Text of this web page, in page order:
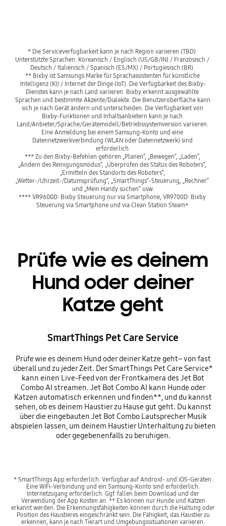
* Die Serviceverfügbarkeit kann je nach Region variieren (TBD).
Unterstützte Sprachen: Koreanisch / Englisch (US/GB/IN) / Französisch /
Deutsch / Italienisch / Spanisch (ES/MX) / Portugiesisch (BR).
** Bixby ist Samsungs Marke für Sprachassistenten für künstliche
Intelligenz (KI) / Internet der Dinge (IoT). Die Verfügbarkeit des Bixby-
Dienstes kann je nach Land variieren. Bixby erkennt ausgewählte
Sprachen und bestimmte Akzente/Dialekte. Die Benutzeroberfläche kann
sich je nach Gerät ändern und unterscheiden. Die Verfügbarkeit von
Bixby-Funktionen und Inhaltsanbietern kann je nach
Land/Anbieter/Sprache/Gerätemodell/Betriebssystemversion variieren.
Eine Anmeldung bei einem Samsung-Konto und eine
Datennetzwerkverbindung (WLAN oder Datennetzwerk) sind
erforderlich.
*** Zu den Bixby-Befehlen gehören „Planen“, „Bewegen“, „Laden“,
„Ändern des Reinigungsmodus“, „Überprüfen des Status des Roboters“,
„Ermitteln des Standorts des Roboters“,
„Wetter-/Uhrzeit-/Datumsprüfung“, „SmartThings“-Steuerung, „Rechner“
und „Mein Handy suchen“ usw.
**** VR9600D: Bixby Steuerung nur via Smartphone, VR9700D: Bixby
Steuerung via Smartphone und via Clean Station Steam+
Prüfe wie es deinem
Hund oder deiner
Katze geht
SmartThings Pet Care Service
Prüfe wie es deinem Hund oder deiner Katze geht– von fast
überall und zu jeder Zeit. Der SmartThings Pet Care Service*
kann einen Live-Feed von der Frontkamera des Jet Bot
Combo AI streamen. Jet Bot Combo AI kann Hunde oder
Katzen automatisch erkennen und finden**, und du kannst
sehen, ob es deinem Haustier zu Hause gut geht. Du kannst
über die eingebauten Jet Bot Combo Lautsprecher Musik
abspielen lassen, um deinem Haustier Unterhaltung zu bieten
oder gegebenenfalls zu beruhigen.
* SmartThings App erforderlich. Verfügbar auf Android- und iOS-Geräten.
Eine WiFi-Verbindung und ein Samsung-Konto sind erforderlich.
Internetzugang erforderlich. Ggf. fallen beim Download und der
Verwendung der App Kosten an. ** Es können nur Hunde und Katzen
erkannt werden. Die Erkennungsfähigkeiten können durch die Haltung oder
Position des Haustieres eingeschränkt sein. Die Fähigkeit, das Haustier zu
erkennen, kann je nach Tierart und Umgebungssituationen variieren.